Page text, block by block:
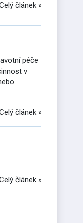
Celý článek »
péče
v
Celý článek »
Celý článek »